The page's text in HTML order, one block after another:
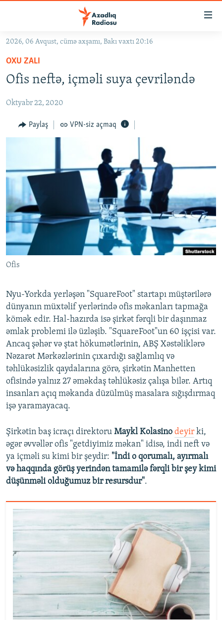
Əsas
qayıt
Əsas
qayıt
#İZAHLA
KORRUPSIOMETR
#ƏSLINDƏ
FƏRQƏ BAX
MULTIMEDIA
VIDEO
FOTOQALEREYA
İNFOQRAFIKA
KARIKATURA
RADIO ARXIV
OXU ZALI
AZƏRBAYCAN ƏDƏBIYYATI KITABXANASI
İSLAM VƏ DEMOKRATIYA
İZ - MƏDƏNIYYƏT PROQRAMI
HAQQIMIZDA
MISSIYAMIZ
PEŞƏ ETIKASI VƏ JURNALISTIKA STANDARTLARIMIZ
MATERIALLARIMIZDAN ISTIFADƏ
BIZIMLƏ ƏLAQƏ
XƏBƏR BÜLLETENLƏRIMIZ
BIZI IZLƏ
2026, 06 Avqust, cümə axşamı, Bakı vaxtı 20:16
OXU ZALI
Ofis neftə, içməli suya çevriləndə
Oktyabr 22, 2020
Paylaş VPN-siz açmaq
Ofis
Nyu-Yorkda yerləşən "SquareFoot" startapı müştərilərə
dünyanın müxtəlif yerlərində ofis məkanları tapmağa
kömək edir. Hal-hazırda isə şirkət fərqli bir daşınmaz
əmlak problemi ilə üzləşib. "SquareFoot"un 60 işçisi var.
Ancaq şəhər və ştat hökumətlərinin, ABŞ Xəstəliklərə
Nəzarət Mərkəzlərinin çıxardığı sağlamlıq və
təhlükəsizlik qaydalarına görə, şirkətin Manhetten
ofisində yalnız 27 əməkdaş təhlükəsiz çalışa bilər. Artıq
insanları açıq məkanda düzülmüş masalara sığışdırmaq
işə yaramayacaq.
Şirkətin baş icraçı direktoru Maykl Kolasino deyir ki,
əgər əvvəllər ofis "getdiyimiz məkan" idisə, indi neft və
ya içməli su kimi bir şeydir: "İndi o qorumalı, ayırmalı
və haqqında görüş yerindən tamamilə fərqli bir şey kimi
düşünməli olduğumuz bir resursdur".